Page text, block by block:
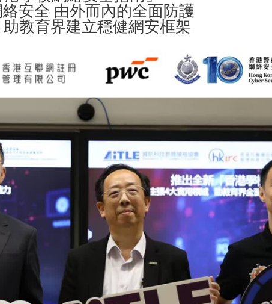
安全 由外而內的全面防護
教育界建立穩健網安框架